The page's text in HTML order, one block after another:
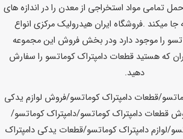
تمامی مواد استخراجی از معدن را در اندازه های
میکند .فروشگاه ایران هیدرولیک مرکزی انواع
را موجود دارد ودر بخش فروش این مجموعه
که هستید قطعات دامپتراک کوماتسو را سفارش
دهید.
قطعات دامپتراک کوماتسو/فروش لوازم یدکی
قطعات دامپتراک کوماتسو/دامپتراک کوماتسو/
لوازم دامپتراک کوماتسو/قطعات یدکی دامپتراک